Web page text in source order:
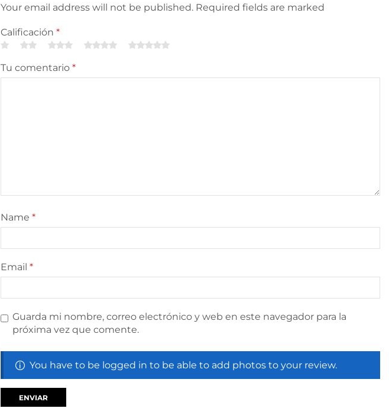
Your email address will not be published. Required fields are marked
Calificación *
Tu comentario *
Name *
Email *
Guarda mi nombre, correo electrónico y web en este navegador para la
próxima vez que comente.
You have to be logged in to be able to add photos to your review.